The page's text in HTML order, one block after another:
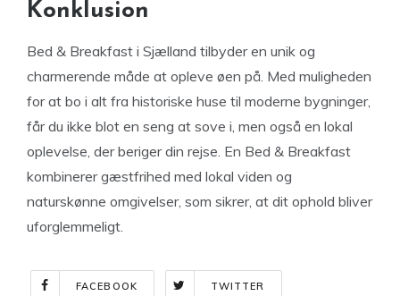
Konklusion
Bed & Breakfast i Sjælland tilbyder en unik og
charmerende måde at opleve øen på. Med muligheden
for at bo i alt fra historiske huse til moderne bygninger,
får du ikke blot en seng at sove i, men også en lokal
oplevelse, der beriger din rejse. En Bed & Breakfast
kombinerer gæstfrihed med lokal viden og
naturskønne omgivelser, som sikrer, at dit ophold bliver
uforglemmeligt.
FACEBOOK TWITTER